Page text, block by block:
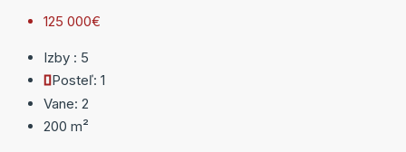
125 000€
Izby : 5
Posteľ: 1
Vane: 2
200 m²